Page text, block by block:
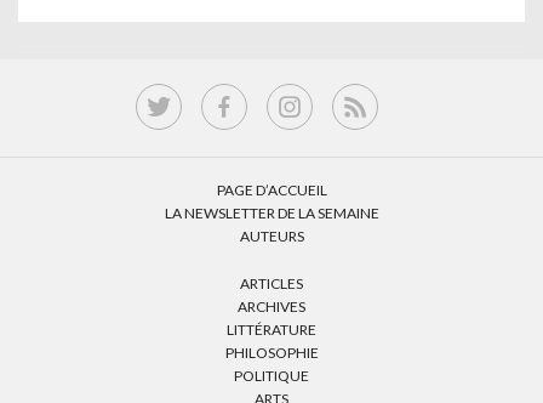
PAGE D’ACCUEIL
LA NEWSLETTER DE LA SEMAINE
AUTEURS
ARTICLES
ARCHIVES
LITTÉRATURE
PHILOSOPHIE
POLITIQUE
ARTS